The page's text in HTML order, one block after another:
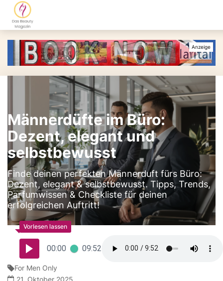
Männerdüfte im Büro:
Dezent, elegant und
selbstbewusst
Finde deinen perfekten Männerduft fürs Büro:
Dezent, elegant & selbstbewusst. Tipps, Trends,
Parfumwissen & Checkliste für deinen
erfolgreichen Auftritt!
00:00 09:52
For Men Only
21. Oktober 2025